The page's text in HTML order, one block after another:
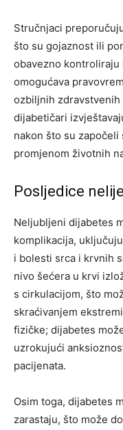
Stručnjaci
što su gojaznost ili
obavezno kontroliraju
omogućava
ozbiljnih zdravstvenih
dijabetičari
nakon što su
promjenom životnih
Posljedice
Neljubljeni dijabetes
komplikacija,
i bolesti srca i krvnih
nivo šećera u krvi
s cirkulacijom, što
skraćivanjem
fizičke; dijabetes
uzrokujući
pacijenata.
Osim toga, dijabetes
zarastaju, što može